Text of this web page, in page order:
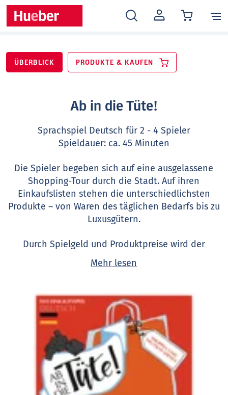
MEIN
KONTO
ÜBERBLICK PRODUKTE & KAUFEN
Ab in die Tüte!
Sprachspiel Deutsch für 2 - 4 Spieler
Spieldauer: ca. 45 Minuten
Die Spieler begeben sich auf eine ausgelassene
Shopping-Tour durch die Stadt. Auf ihren
Einkaufslisten stehen die unterschiedlichsten
Produkte – von Waren des täglichen Bedarfs bis zu
Luxusgütern.
Durch Spielgeld und Produktpreise wird der
Umgang mit den Zahlen in der Fremdsprache
geübt.
Das Sprachspiel umfasst u. a.:
- 20 Einkaufslisten und 20 Ladenkarten mit
zusammen 100 Produkt-Vokabeln
- 96 Aktionskarten mit typischen Situationen und
Redewendungen beim Einkaufen sowie
Übersetzung auf der Rückseite
Mehr lesen